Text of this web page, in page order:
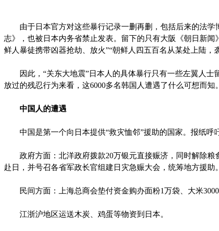
由于日本官方对这些暴行记录一删再删，包括后来的法学
志》，也被日本内务省禁止发表。留下的只有大阪《朝日新
鲜人暴徒携带凶器抢劫、放火”“朝鲜人四五百名从某处上陆，
因此，“关东大地震”日本人的具体暴行只有一些左翼人士
放过的残忍行为来看，这6000多名韩国人遭遇了什么可想而知
中国人的遭遇
中国是第一个向日本提供“救灾恤邻”援助的国家。报纸呼
政府方面：北洋政府拨款20万银元直接赈济，同时解除粮
赴日，并号召各省军政长官组建日灾急赈大会，统筹地方援助
民间方面：上海总商会垫付资金购办面粉1万袋、大米3000
江浙沪地区运送木炭、鸡蛋等物资到日本。